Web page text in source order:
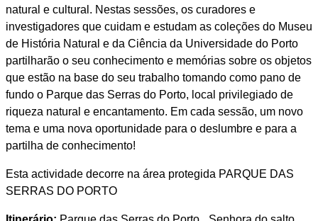
natural e cultural. Nestas sessões, os curadores e
investigadores que cuidam e estudam as coleções do Museu
de História Natural e da Ciência da Universidade do Porto
partilharão o seu conhecimento e memórias sobre os objetos
que estão na base do seu trabalho tomando como pano de
fundo o Parque das Serras do Porto, local privilegiado de
riqueza natural e encantamento. Em cada sessão, um novo
tema e uma nova oportunidade para o deslumbre e para a
partilha de conhecimento!
Esta actividade decorre na área protegida PARQUE DAS
SERRAS DO PORTO